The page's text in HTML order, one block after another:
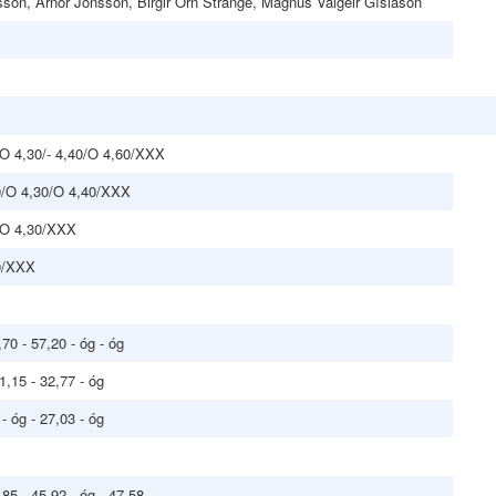
4,30/- 4,40/O 4,60/XXX
O 4,30/O 4,40/XXX
4,30/XXX
XXX
- 57,20 - óg - óg
- 32,77 - óg
óg - 27,03 - óg